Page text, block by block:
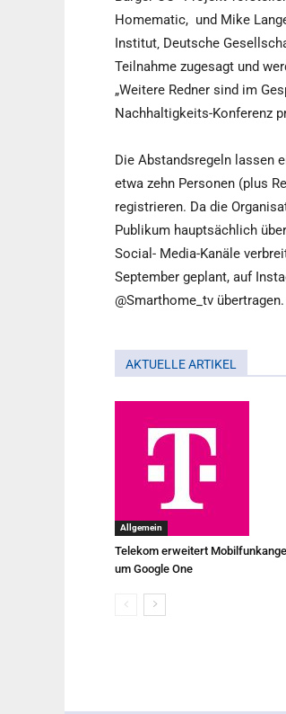
Homematic, und Mike
Institut‚ Deutsche
Teilnahme zugesagt und
„Weitere Redner sind im
Nachhaltigkeits-Konferenz
Die Abstandsregeln lassen
etwa zehn Personen (plus
registrieren. Da die
Publikum hauptsächlich
Social- Media-Kanäle
September geplant, auf
@Smarthome_tv übertragen.
AKTUELLE ARTIKEL
Allgemein
Telekom erweitert
um Google One